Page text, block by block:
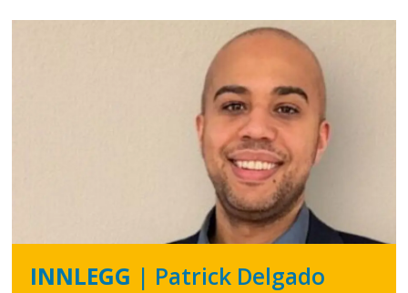
INNLEGG | Patrick Delgado